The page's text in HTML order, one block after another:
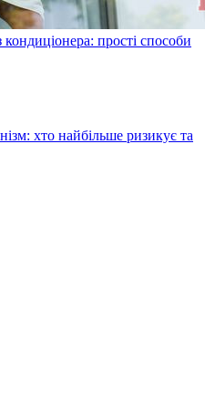
прості способи
хто найбільше ризикує та